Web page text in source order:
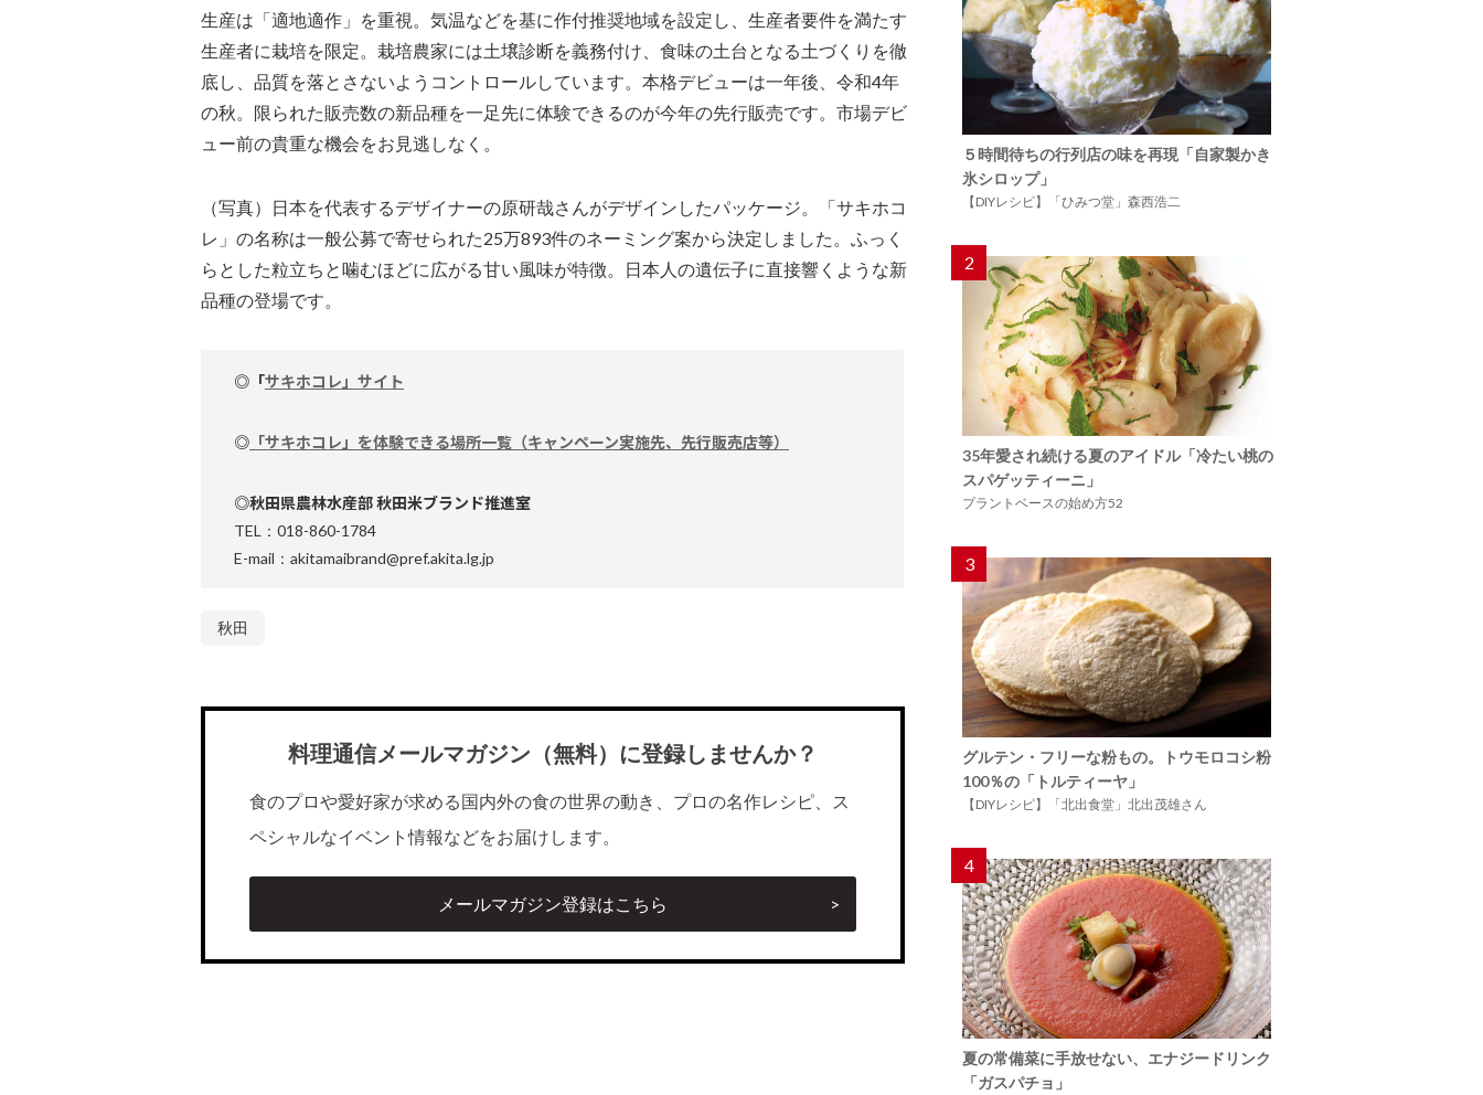
生産は「適地適作」を重視。気温などを基に作付推奨地域を設定し、生産者要件を満たす
生産者に栽培を限定。栽培農家には土壌診断を義務付け、食味の土台となる土づくりを徹
底し、品質を落とさないようコントロールしています。本格デビューは一年後、令和4年
の秋。限られた販売数の新品種を一足先に体験できるのが今年の先行販売です。市場デビ
ュー前の貴重な機会をお見逃しなく。
（写真）日本を代表するデザイナーの原研哉さんがデザインしたパッケージ。「サキホコ
レ」の名称は一般公募で寄せられた25万893件のネーミング案から決定しました。ふっく
らとした粒立ちと噛むほどに広がる甘い風味が特徴。日本人の遺伝子に直接響くような新
品種の登場です。
◎「サキホコレ」サイト
◎ 「サキホコレ」を体験できる場所一覧（キャンペーン実施先、先行販売店等）
◎秋田県農林水産部 秋田米ブランド推進室
TEL：018-860-1784
E-mail：akitamaibrand@pref.akita.lg.jp
秋田
料理通信メールマガジン（無料）に登録しませんか？
食のプロや愛好家が求める国内外の食の世界の動き、プロの名作レシピ、ス
ペシャルなイベント情報などをお届けします。
メールマガジン登録はこちら
５時間待ちの行列店の味を再現「自家製かき
氷シロップ」
【DIYレシピ】「ひみつ堂」森西浩二
2
35年愛され続ける夏のアイドル「冷たい桃の
スパゲッティーニ」
プラントベースの始め方52
3
グルテン・フリーな粉もの。トウモロコシ粉
100％の「トルティーヤ」
【DIYレシピ】「北出食堂」北出茂雄さん
4
夏の常備菜に手放せない、エナジードリンク
「ガスパチョ」